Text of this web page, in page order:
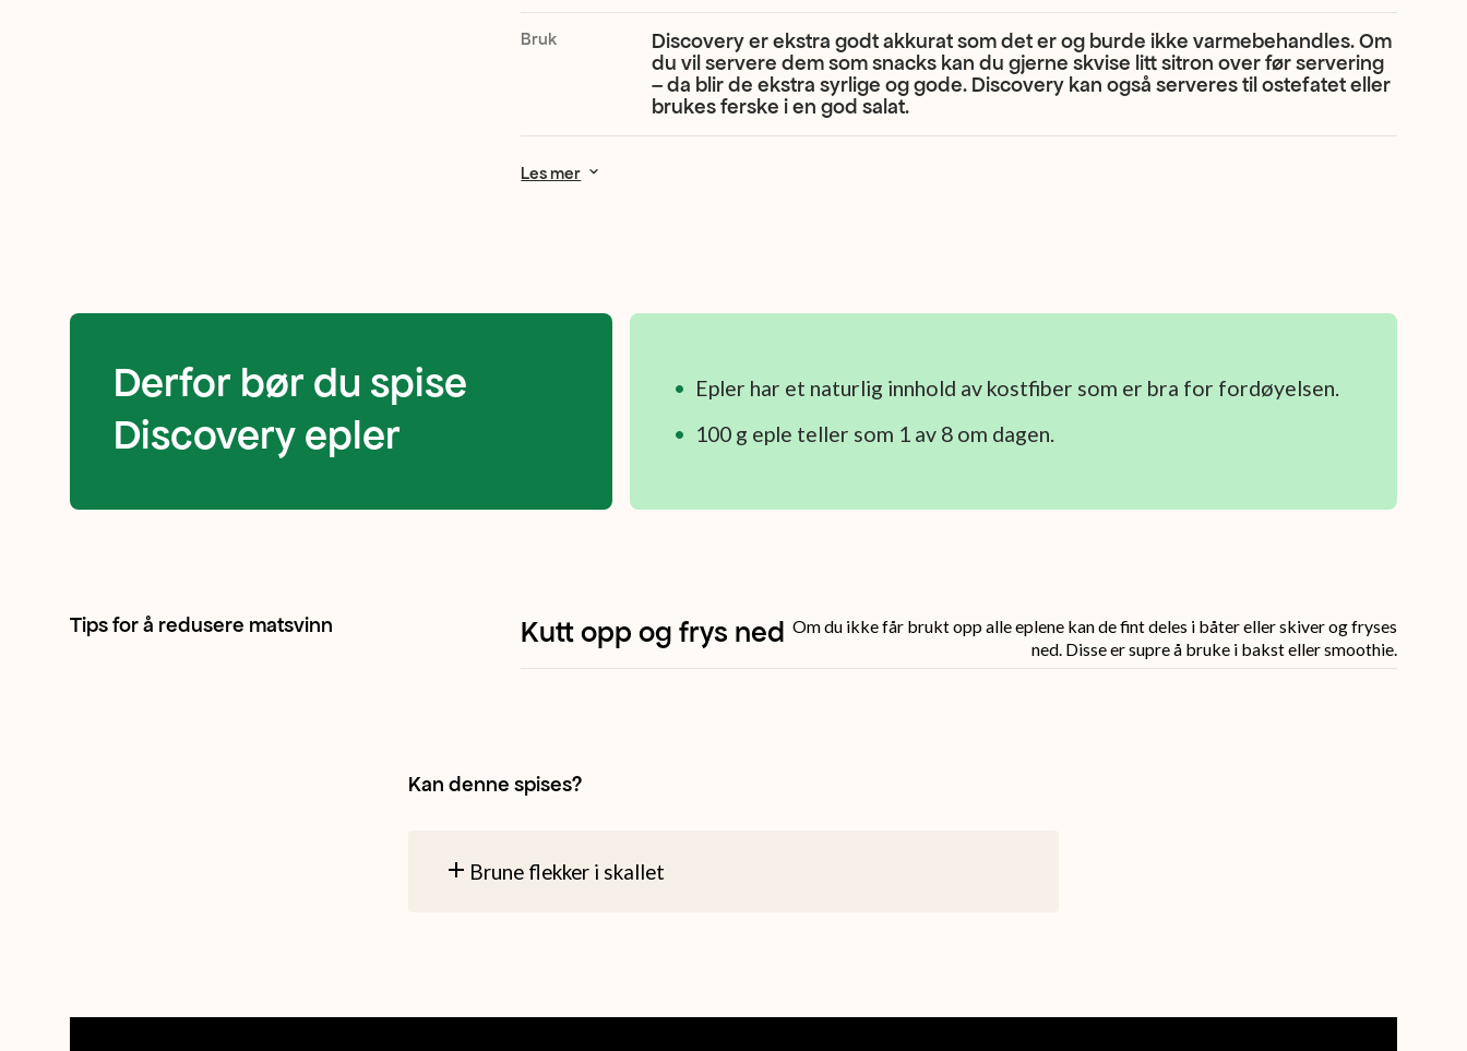
skikkelig
smakfullt
eple
som
bør
sesong.
Bruk
Discovery er ekstra godt akkurat som det er og burde ikke varmebehandles. Om
du vil servere dem som snacks kan du gjerne skvise litt sitron over før servering
– da blir de ekstra syrlige og gode. Discovery kan også serveres til ostefatet eller
brukes ferske i en god salat.
Les mer
Derfor bør du spise
Discovery epler
Epler har et naturlig innhold av kostfiber som er bra for fordøyelsen.
100 g eple teller som 1 av 8 om dagen.
Tips for å redusere matsvinn Kutt opp og frys ned Om du ikke får brukt opp alle eplene kan de fint deles i båter eller skiver og fryses
ned. Disse er supre å bruke i bakst eller smoothie.
Kan denne spises?
Brune flekker i skallet